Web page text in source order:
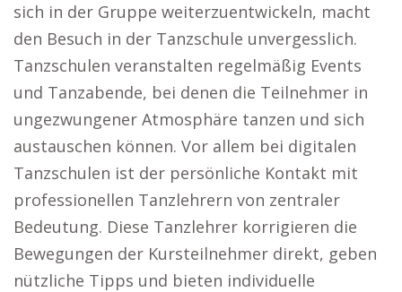
sich in der Gruppe weiterzuentwickeln, macht
den Besuch in der Tanzschule unvergesslich.
Tanzschulen veranstalten regelmäßig Events
und Tanzabende, bei denen die Teilnehmer in
ungezwungener Atmosphäre tanzen und sich
austauschen können. Vor allem bei digitalen
Tanzschulen ist der persönliche Kontakt mit
professionellen Tanzlehrern von zentraler
Bedeutung. Diese Tanzlehrer korrigieren die
Bewegungen der Kursteilnehmer direkt, geben
nützliche Tipps und bieten individuelle